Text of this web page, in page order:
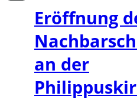
Eröffnung
an der